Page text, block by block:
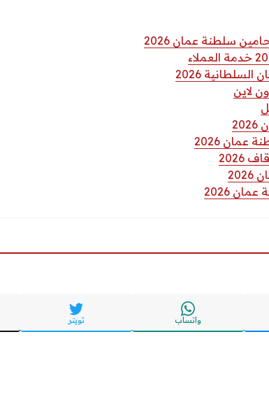
سلطنة عمان 2026
2026
لاين
2026
2026
واتساب تويتر